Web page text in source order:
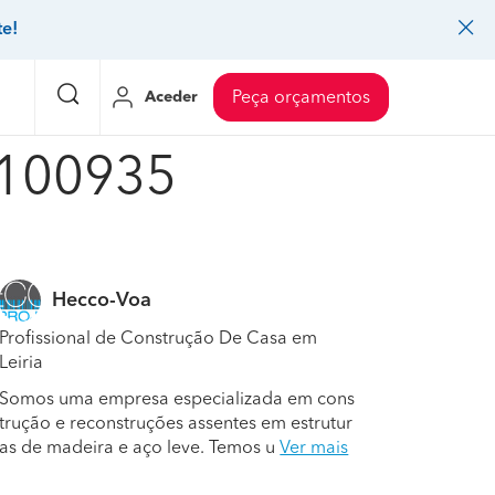
Controlo de pragas
Sistemas de segurança
Gesso cartonado
Carpintaria e marcenaria
Pintura
Canalização
Limpeza
Preço Controlo de pragas
Preço Pavimentos
Preço Coberturas e telhados
Aceder Peça orçamentos
Hecco-Voa
Profissional de Construção De Casa em
Leiria
Somos uma empresa especializada em cons
trução e reconstruções assentes em estrutur
as de madeira e aço leve. Temos u Ver mais